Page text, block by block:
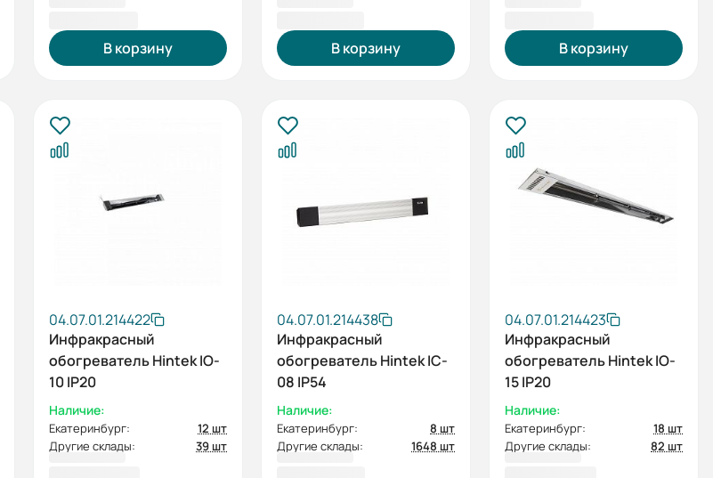
В корзину В корзину В корзину
04.07.01.214422
Инфракрасный
обогреватель Hintek IO-
10 IP20
Наличие:
Екатеринбург:
12 шт
Другие склады:
39 шт
04.07.01.214438
Инфракрасный
обогреватель Hintek IC-
08 IP54
Наличие:
Екатеринбург:
8 шт
Другие склады:
1648 шт
04.07.01.214423
Инфракрасный
обогреватель Hintek IO-
15 IP20
Наличие:
Екатеринбург:
18 шт
Другие склады:
82 шт